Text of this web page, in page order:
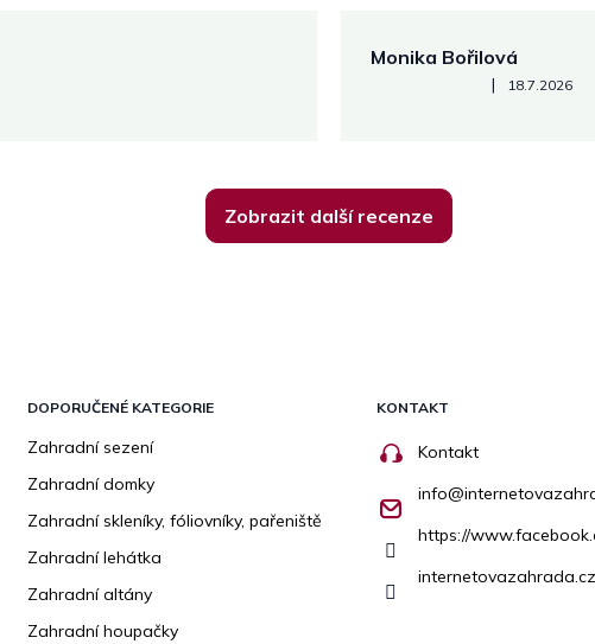
Monika Bořilová
Hodnocení obchodu je 5 z
| 18.7.2026
Zobrazit další recenze
DOPORUČENÉ KATEGORIE
Zahradní sezení
Zahradní domky
Zahradní skleníky, fóliovníky, pařeniště
Zahradní lehátka
Zahradní altány
Zahradní houpačky
KONTAKT
Kontakt
info@
https://